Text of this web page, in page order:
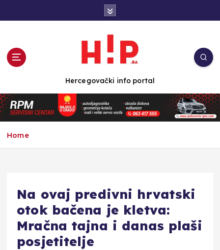
n
t
e
Hercegovački info portal
Home
Na ovaj predivni hrvatski
otok bačena je kletva:
Mračna tajna i danas plaši
posjetitelje